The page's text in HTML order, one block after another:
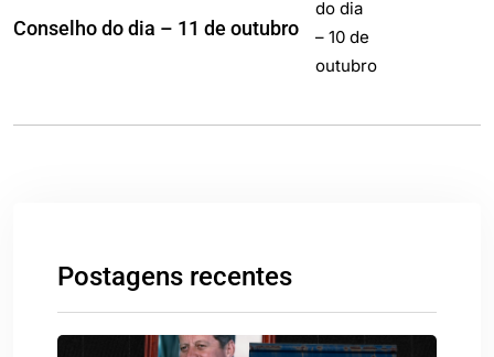
Conselho do dia – 11 de outubro
Postagens recentes